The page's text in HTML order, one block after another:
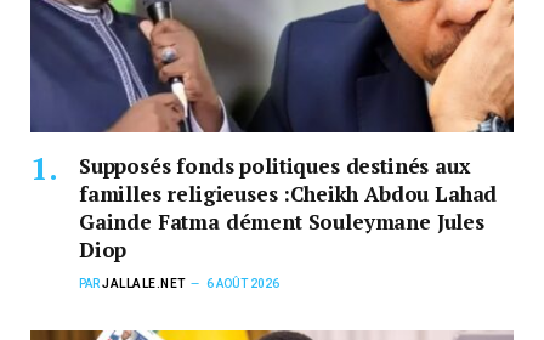
Supposés fonds politiques destinés aux
familles religieuses :Cheikh Abdou Lahad
Gainde Fatma dément Souleymane Jules
Diop
PARJALLALE.NET 6 AOÛT 2026